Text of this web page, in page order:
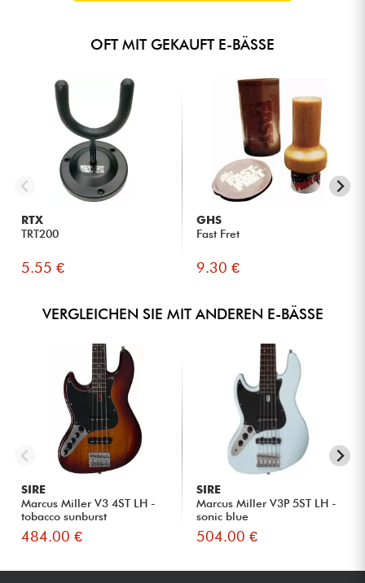
OFT MIT GEKAUFT E-BÄSSE
RTX
TRT200
5.55 €
GHS
Fast Fret
9.30 €
VERGLEICHEN SIE MIT ANDEREN E-BÄSSE
SIRE
Marcus Miller V3 4ST LH -
tobacco sunburst
484.00 €
SIRE
Marcus Miller V3P 5ST LH -
sonic blue
504.00 €